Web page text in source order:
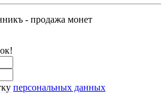
- продажа монет
персональных данных